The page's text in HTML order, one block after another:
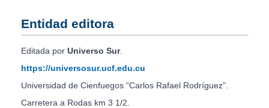
Entidad editora
Editada por Universo Sur.
https://universosur.ucf.edu.cu
Universidad de Cienfuegos “Carlos Rafael Rodríguez”.
Carretera a Rodas km 3 1/2.